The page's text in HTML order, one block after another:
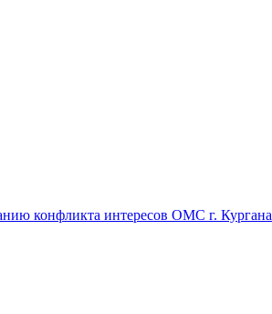
конфликта интересов ОМС г. Кургана